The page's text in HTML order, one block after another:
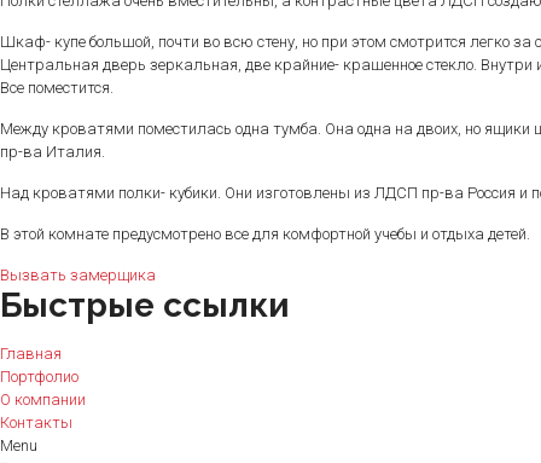
Шкаф- купе большой, почти во всю стену, но при этом смотрится легко
Центральная дверь зеркальная, две крайние- крашенное стекло.
Все поместится.
Между кроватями поместилась одна тумба. Она одна на двоих, но
пр-ва Италия.
Над кроватями полки- кубики. Они изготовлены из ЛДСП пр-ва Россия и
В этой комнате предусмотрено все для комфортной учебы и отдыха детей.
Вызвать замерщика
Быстрые ссылки
Главная
Портфолио
О компании
Контакты
Menu